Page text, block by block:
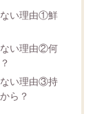
ない理由①鮮
ない理由②何
ない理由③持
ら？